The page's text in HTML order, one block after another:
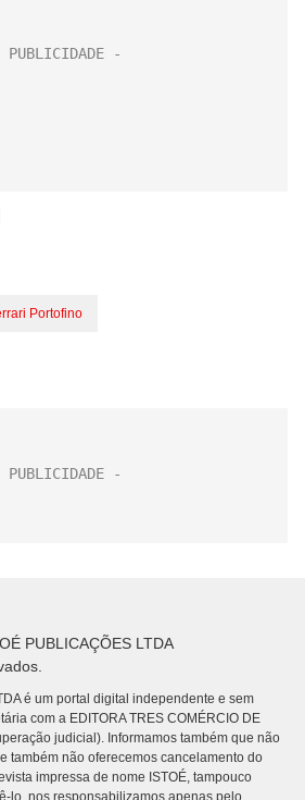
Portofino
PUBLICAÇÕES LTDA
é um portal digital independente e sem
com a EDITORA TRES COMÉRCIO DE
judicial). Informamos também que não
também não oferecemos cancelamento do
impressa de nome ISTOÉ, tampouco
lo, nos responsabilizamos apenas pelo